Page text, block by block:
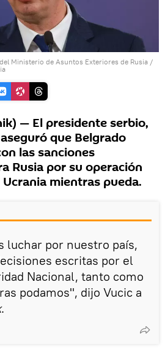
Ministerio de Asuntos Exteriores de Rusia /
— El presidente serbio,
que Belgrado
las sanciones
Rusia por su operación
mientras pueda.
luchar por nuestro país,
escritas por el
Nacional, tanto como
podamos", dijo Vucic a
.